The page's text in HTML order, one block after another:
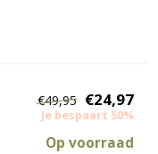
€49,95 €24,97
Je bespaart 50%
Op voorraad